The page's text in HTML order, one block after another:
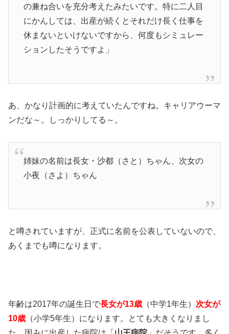
の兼ね合いを充分考えたみたいです。特に二人目
にかんしては、出産が続くとそれだけ長く仕事を
休まないといけないですから、何度もシミュレー
ションしたそうですよ」
あ、かなり計画的に考えていたんですね。キャリアウーマ
ンだな～。しっかりしてる～。
姉妹の名前は長女・沙都（さと）ちゃん、次女の
小夜（さよ）ちゃん
と噂されていますが、正式に名前を公表していないので、
あくまでも噂になります。
年齢は2017年の誕生日で長女が13歳 （中学1年生） 次女が
10歳 （小学5年生）になります。とても大きくなりまし